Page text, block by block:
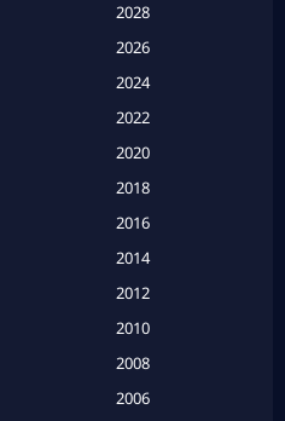
สร้างจากเรื่องจริง(2)
เรื่องจริง (20)
เรื่องจริง (16)
2028
2026
2024
2022
2020
2018
2016
2014
2012
2010
2008
2006